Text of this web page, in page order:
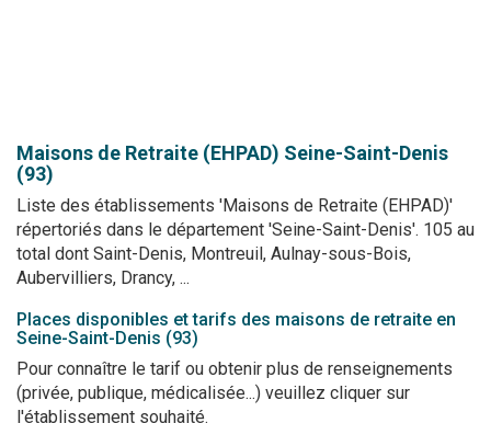
Maisons de Retraite (EHPAD) Seine-Saint-Denis
(93)
Liste des établissements 'Maisons de Retraite (EHPAD)'
répertoriés dans le département 'Seine-Saint-Denis'. 105 au
total dont Saint-Denis, Montreuil, Aulnay-sous-Bois,
Aubervilliers, Drancy, ...
Places disponibles et tarifs des maisons de retraite en
Seine-Saint-Denis (93)
Pour connaître le tarif ou obtenir plus de renseignements
(privée, publique, médicalisée...) veuillez cliquer sur
l'établissement souhaité.